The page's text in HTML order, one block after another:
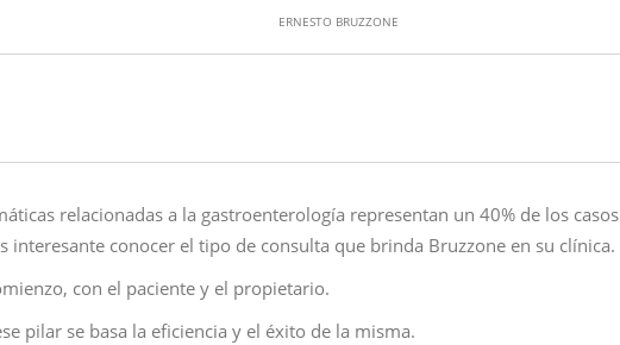
ERNESTO BRUZZONE
relacionadas a la gastroenterología representan un 40% de los casos
interesante conocer el tipo de consulta que brinda Bruzzone en su clínica.
con el paciente y el propietario.
pilar se basa la eficiencia y el éxito de la misma.